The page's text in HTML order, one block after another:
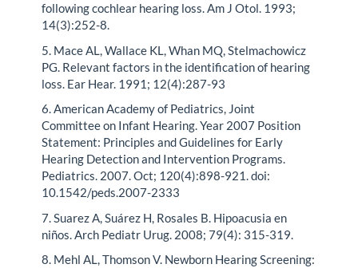
following cochlear hearing loss. Am J Otol. 1993;
14(3):252-8.
5. Mace AL, Wallace KL, Whan MQ, Stelmachowicz
PG. Relevant factors in the identification of hearing
loss. Ear Hear. 1991; 12(4):287-93
6. American Academy of Pediatrics, Joint
Committee on Infant Hearing. Year 2007 Position
Statement: Principles and Guidelines for Early
Hearing Detection and Intervention Programs.
Pediatrics. 2007. Oct; 120(4):898-921. doi:
10.1542/peds.2007-2333
7. Suarez A, Suárez H, Rosales B. Hipoacusia en
niños. Arch Pediatr Urug. 2008; 79(4): 315-319.
8. Mehl AL, Thomson V. Newborn Hearing Screening: